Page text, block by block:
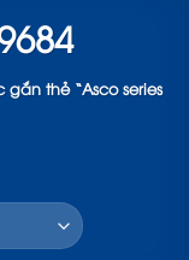
thẻ “Asco series